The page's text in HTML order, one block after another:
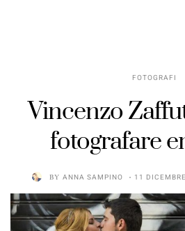
FOTOGRAFI
Vincenzo
fotografare
BY ANNA SAMPINO 11